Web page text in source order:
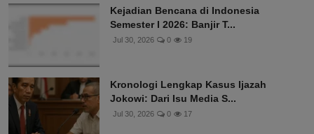
Kejadian Bencana di Indonesia
Semester I 2026: Banjir T...
Jul 30, 2026 0 19
Kronologi Lengkap Kasus Ijazah
Jokowi: Dari Isu Media S...
Jul 30, 2026 0 17